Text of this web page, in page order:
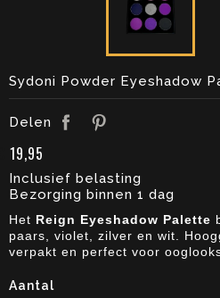
Sydoni Powder Eyeshadow
Delen
€ 19,95
Inclusief belasting
Bezorging binnen 1 dag
Het Reign Eyeshadow Palette
paars, violet, zilver en wit.
verpakt en perfect voor
Aantal